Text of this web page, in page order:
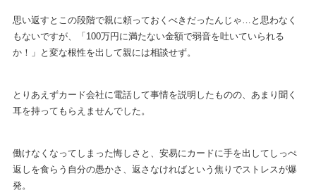
思い返すとこの段階で親に頼っておくべきだったんじゃ…と思わなく
もないですが、「100万円に満たない金額で弱音を吐いていられる
か！」と変な根性を出して親には相談せず。
とりあえずカード会社に電話して事情を説明したものの、あまり聞く
耳を持ってもらえませんでした。
働けなくなってしまった悔しさと、安易にカードに手を出してしっぺ
返しを食らう自分の愚かさ、返さなければという焦りでストレスが爆
発。